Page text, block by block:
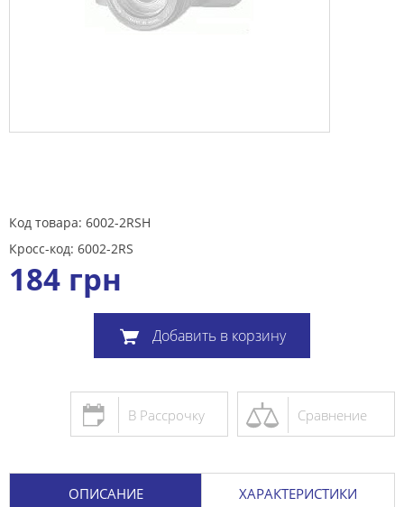
Код товара: 6002-2RSH
Кросс-код: 6002-2RS
184 грн
Добавить в корзину
Сравнение
В Рассрочку
ОПИСАНИЕ ХАРАКТЕРИСТИКИ